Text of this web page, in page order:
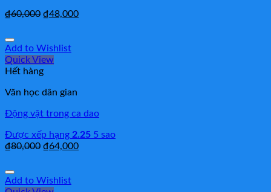
₫60,000 ₫48,000
Add to Wishlist
Quick View
Hết hàng
Văn học dân gian
Động vật trong ca dao
Được xếp hạng 2.25 5 sao
₫80,000 ₫64,000
Add to Wishlist